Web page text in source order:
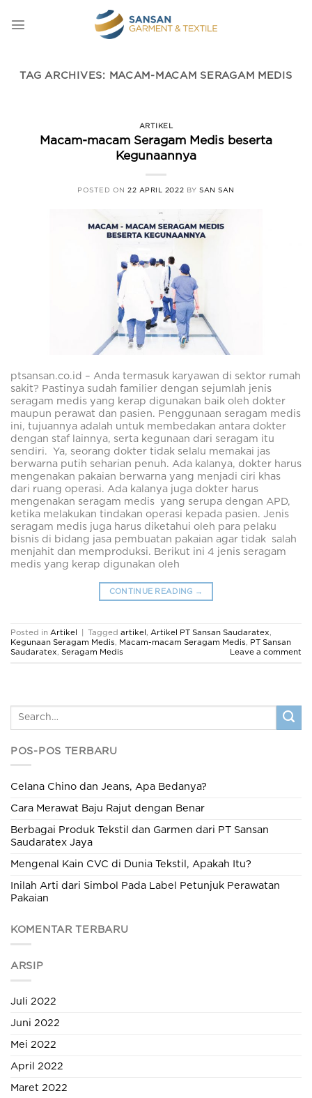
content
TAG ARCHIVES: MACAM-MACAM SERAGAM MEDIS
ARTIKEL
Macam-macam Seragam Medis beserta
Kegunaannya
POSTED ON22 APRIL 2022 BYSAN SAN
ptsansan.co.id – Anda termasuk karyawan di sektor rumah
sakit? Pastinya sudah familier dengan sejumlah jenis
seragam medis yang kerap digunakan baik oleh dokter
maupun perawat dan pasien. Penggunaan seragam medis
ini, tujuannya adalah untuk membedakan antara dokter
dengan staf lainnya, serta kegunaan dari seragam itu
sendiri. Ya, seorang dokter tidak selalu memakai jas
berwarna putih seharian penuh. Ada kalanya, dokter harus
mengenakan pakaian berwarna yang menjadi ciri khas
dari ruang operasi. Ada kalanya juga dokter harus
mengenakan seragam medis yang serupa dengan APD,
ketika melakukan tindakan operasi kepada pasien. Jenis
seragam medis juga harus diketahui oleh para pelaku
bisnis di bidang jasa pembuatan pakaian agar tidak salah
menjahit dan memproduksi. Berikut ini 4 jenis seragam
medis yang kerap digunakan oleh
CONTINUE READING →
Posted in Artikel Tagged artikel , Artikel PT Sansan Saudaratex,
Kegunaan Seragam Medis, Macam-macam Seragam Medis, PT Sansan
Saudaratex, Seragam Medis Leave a comment
POS-POS TERBARU
Celana Chino dan Jeans, Apa Bedanya?
Cara Merawat Baju Rajut dengan Benar
Berbagai Produk Tekstil dan Garmen dari PT Sansan
Saudaratex Jaya
Mengenal Kain CVC di Dunia Tekstil, Apakah Itu?
Inilah Arti dari Simbol Pada Label Petunjuk Perawatan
Pakaian
KOMENTAR TERBARU
ARSIP
Juli 2022
Juni 2022
Mei 2022
April 2022
Maret 2022